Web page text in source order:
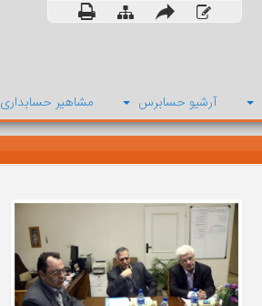
آرشیو حسابرس مشاهیر حسابداری